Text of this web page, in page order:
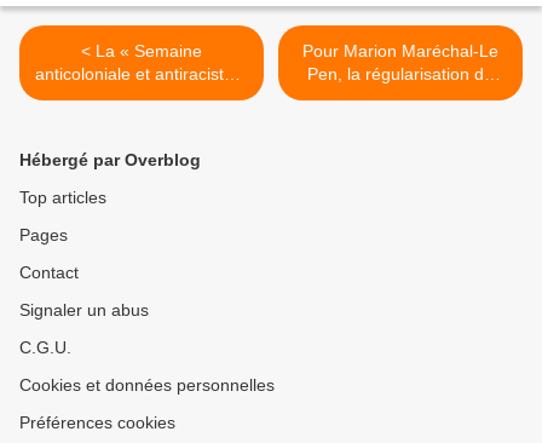
< La « Semaine
anticoloniale et antiraciste »
fête ses 10 ans
Pour Marion Maréchal-Le
Pen, la régularisation du
clandestin Tiki est « logique
Hébergé par Overblog
Top articles
Pages
Contact
Signaler un abus
C.G.U.
Cookies et données personnelles
Préférences cookies